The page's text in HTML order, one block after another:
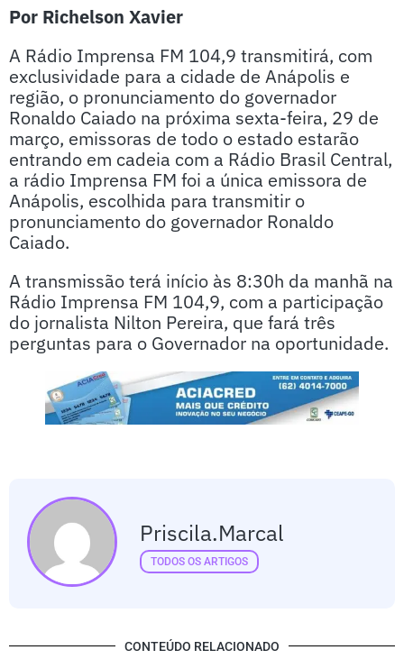
Por Richelson Xavier
A Rádio Imprensa FM 104,9 transmitirá, com
exclusividade para a cidade de Anápolis e
região, o pronunciamento do governador
Ronaldo Caiado na próxima sexta-feira, 29 de
março, emissoras de todo o estado estarão
entrando em cadeia com a Rádio Brasil Central,
a rádio Imprensa FM foi a única emissora de
Anápolis, escolhida para transmitir o
pronunciamento do governador Ronaldo
Caiado.
A transmissão terá início às 8:30h da manhã na
Rádio Imprensa FM 104,9, com a participação
do jornalista Nilton Pereira, que fará três
perguntas para o Governador na oportunidade.
Priscila.marcal
TODOS OS ARTIGOS
CONTEÚDO RELACIONADO